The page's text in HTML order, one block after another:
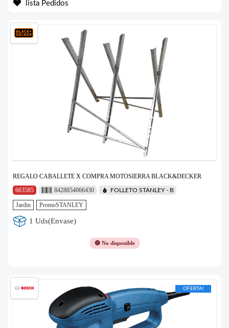
lista Pedidos
REGALO CABALLETE X COMPRA MOTOSIERRA BLACK&DECKER
663585
8428854066430 FOLLETO STANLEY - B
Jardin PromoSTANLEY
1 Uds(Envase)
🔴 No disponible
OFERTA!